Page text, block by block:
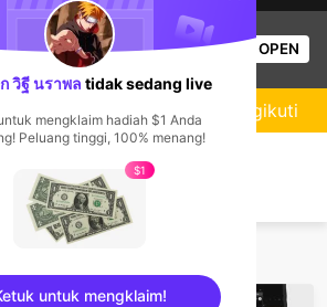
sedang siaran langsung!
Legends
7.2k Penonton OPEN
Streamer
Steam games
Mengikuti
วิฐี นราพล tidak sedang live
mengklaim hadiah $1 Anda
Peluang tinggi, 100% menang!
$1
untuk mengklaim!